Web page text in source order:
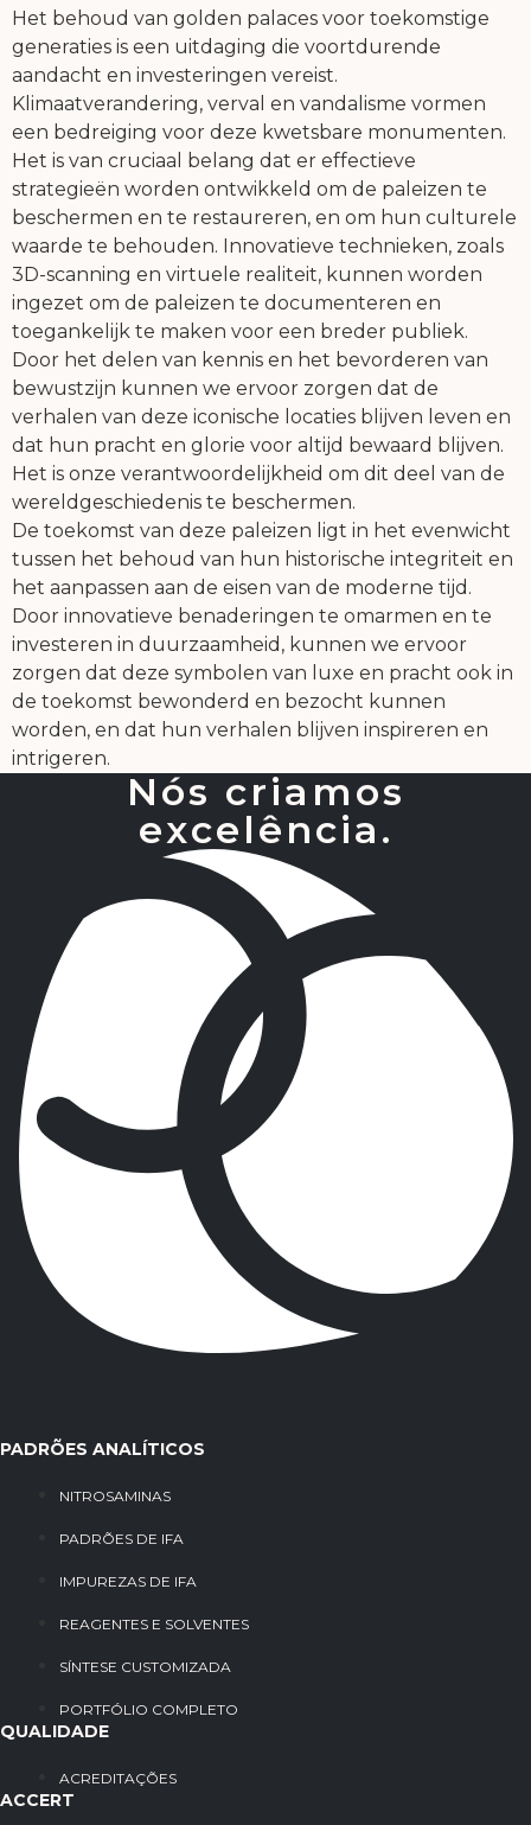
Het behoud van golden palaces voor toekomstige
generaties is een uitdaging die voortdurende
aandacht en investeringen vereist.
Klimaatverandering, verval en vandalisme vormen
een bedreiging voor deze kwetsbare monumenten.
Het is van cruciaal belang dat er effectieve
strategieën worden ontwikkeld om de paleizen te
beschermen en te restaureren, en om hun culturele
waarde te behouden. Innovatieve technieken, zoals
3D-scanning en virtuele realiteit, kunnen worden
ingezet om de paleizen te documenteren en
toegankelijk te maken voor een breder publiek.
Door het delen van kennis en het bevorderen van
bewustzijn kunnen we ervoor zorgen dat de
verhalen van deze iconische locaties blijven leven en
dat hun pracht en glorie voor altijd bewaard blijven.
Het is onze verantwoordelijkheid om dit deel van de
wereldgeschiedenis te beschermen.
De toekomst van deze paleizen ligt in het evenwicht
tussen het behoud van hun historische integriteit en
het aanpassen aan de eisen van de moderne tijd.
Door innovatieve benaderingen te omarmen en te
investeren in duurzaamheid, kunnen we ervoor
zorgen dat deze symbolen van luxe en pracht ook in
de toekomst bewonderd en bezocht kunnen
worden, en dat hun verhalen blijven inspireren en
intrigeren.
Nós criamos
excelência.
PADRÕES ANALÍTICOS
NITROSAMINAS
PADRÕES DE IFA
IMPUREZAS DE IFA
REAGENTES E SOLVENTES
SÍNTESE CUSTOMIZADA
PORTFÓLIO COMPLETO
QUALIDADE
ACREDITAÇÕES
ACCERT